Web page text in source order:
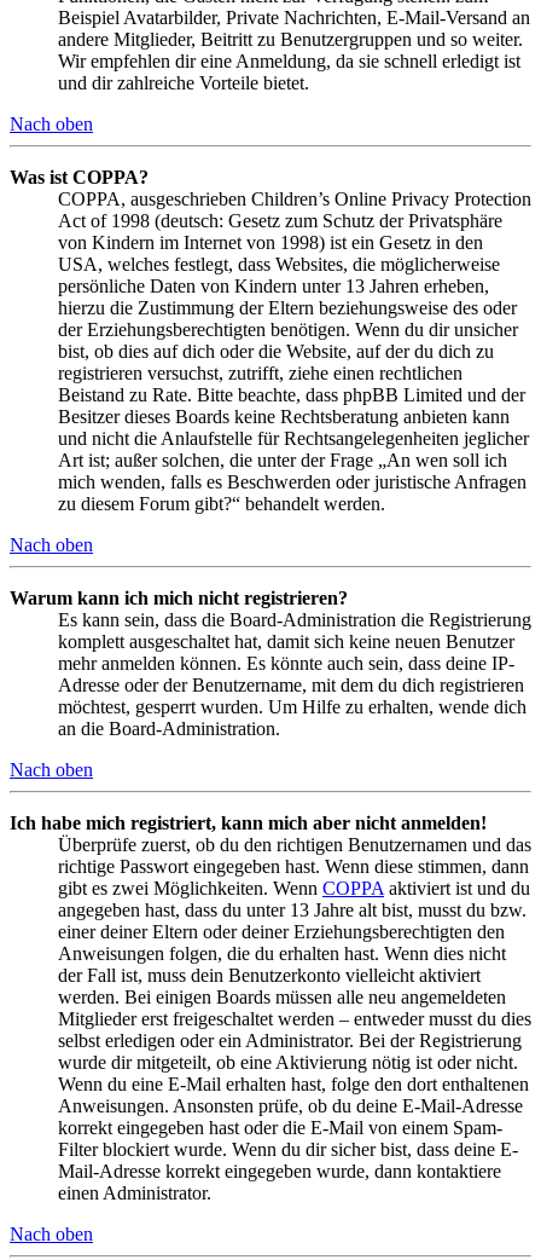
Beispiel Avatarbilder, Private Nachrichten, E-Mail-Versand an
andere Mitglieder, Beitritt zu Benutzergruppen und so weiter.
Wir empfehlen dir eine Anmeldung, da sie schnell erledigt ist
und dir zahlreiche Vorteile bietet.
Nach oben
Was ist COPPA?
COPPA, ausgeschrieben Children’s Online Privacy Protection
Act of 1998 (deutsch: Gesetz zum Schutz der Privatsphäre
von Kindern im Internet von 1998) ist ein Gesetz in den
USA, welches festlegt, dass Websites, die möglicherweise
persönliche Daten von Kindern unter 13 Jahren erheben,
hierzu die Zustimmung der Eltern beziehungsweise des oder
der Erziehungsberechtigten benötigen. Wenn du dir unsicher
bist, ob dies auf dich oder die Website, auf der du dich zu
registrieren versuchst, zutrifft, ziehe einen rechtlichen
Beistand zu Rate. Bitte beachte, dass phpBB Limited und der
Besitzer dieses Boards keine Rechtsberatung anbieten kann
und nicht die Anlaufstelle für Rechtsangelegenheiten jeglicher
Art ist; außer solchen, die unter der Frage „An wen soll ich
mich wenden, falls es Beschwerden oder juristische Anfragen
zu diesem Forum gibt?“ behandelt werden.
Nach oben
Warum kann ich mich nicht registrieren?
Es kann sein, dass die Board-Administration die Registrierung
komplett ausgeschaltet hat, damit sich keine neuen Benutzer
mehr anmelden können. Es könnte auch sein, dass deine IP-
Adresse oder der Benutzername, mit dem du dich registrieren
möchtest, gesperrt wurden. Um Hilfe zu erhalten, wende dich
an die Board-Administration.
Nach oben
Ich habe mich registriert, kann mich aber nicht anmelden!
Überprüfe zuerst, ob du den richtigen Benutzernamen und das
richtige Passwort eingegeben hast. Wenn diese stimmen, dann
gibt es zwei Möglichkeiten. Wenn COPPA aktiviert ist und du
angegeben hast, dass du unter 13 Jahre alt bist, musst du bzw.
einer deiner Eltern oder deiner Erziehungsberechtigten den
Anweisungen folgen, die du erhalten hast. Wenn dies nicht
der Fall ist, muss dein Benutzerkonto vielleicht aktiviert
werden. Bei einigen Boards müssen alle neu angemeldeten
Mitglieder erst freigeschaltet werden – entweder musst du dies
selbst erledigen oder ein Administrator. Bei der Registrierung
wurde dir mitgeteilt, ob eine Aktivierung nötig ist oder nicht.
Wenn du eine E-Mail erhalten hast, folge den dort enthaltenen
Anweisungen. Ansonsten prüfe, ob du deine E-Mail-Adresse
korrekt eingegeben hast oder die E-Mail von einem Spam-
Filter blockiert wurde. Wenn du dir sicher bist, dass deine E-
Mail-Adresse korrekt eingegeben wurde, dann kontaktiere
einen Administrator.
Nach oben